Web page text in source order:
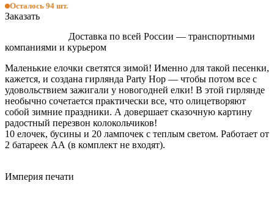
Осталось 94 шт.
Заказать
Доставка по всей России — транспортными
компаниями и курьером
Маленькие елочки светятся зимой! Именно для такой песенки,
кажется, и создана гирлянда Party Hop — чтобы потом все с
удовольствием зажигали у новогодней елки! В этой гирлянде
необычно сочетается практически все, что олицетворяют
собой зимние праздники. А довершает сказочную картину
радостный перезвон колокольчиков!
10 елочек, бусины и 20 лампочек с теплым светом. Работает от
2 батареек АА (в комплект не входят).
Империя печати